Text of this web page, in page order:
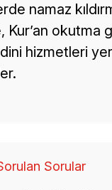
namaz
Kur’an okutma
hizmetleri
Sorular